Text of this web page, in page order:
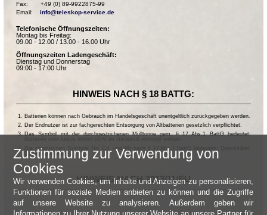
Fax:       +49 (0) 89-9922875-99
Email: info@teleskop-service.de
Telefonische Öffnungszeiten:
Montag bis Freitag:
09.00 - 12.00 / 13.00 - 16.00 Uhr
Öffnungszeiten Ladengeschäft:
Dienstag und Donnerstag
09:00 - 17:00 Uhr
HINWEIS NACH § 18 BATTG:
Batterien können nach Gebrauch im Handelsgeschäft unentgeltlich zurückgegeben werden.
Der Endnutzer ist zur fachgerechten Entsorgung von Altbatterien gesetzlich verpflichtet.
Das Symbol mit der durchgestrichenen Mülltonne gem. § 17 Abs.1 BattG bedeutet:
Die chemischen Symbole Hg, Cd, und Pb nach § 17 Abs.3 BattG bedeuten: Quecksilber,
Cadmium und Blei.
HINWEIS NACH 2013/11/EU
Zustimmung zur Verwendung von
Cookies
Wir verwenden Cookies, um Inhalte und Anzeigen zu personalisieren,
Funktionen für soziale Medien anbieten zu können und die Zugriffe
auf unsere Website zu analysieren. Außerdem geben wir